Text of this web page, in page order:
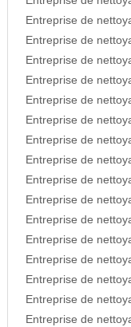
Entreprise de
Entreprise de
Entreprise de
Entreprise de
Entreprise de
Entreprise de
Entreprise de
Entreprise de
Entreprise de
Entreprise de
Entreprise de
Entreprise de
Entreprise de
Entreprise de
Entreprise de
Entreprise de